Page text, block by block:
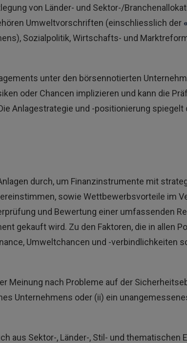
von Länder- und Sektor-/
Umweltvorschriften (einschliesslich der «
Sozialpolitik, Wirtschafts- und
unter den börsennotierten
oder Chancen implizieren und kann die
Anlagestrategie und -positionierung
durch, um Finanzinstrumente mit
sowie Wettbewerbsvorteile im
und Bewertung einer umfassenden
gekauft wird. Zu den Faktoren, die in allen
Umweltchancen und -verbindlichkeiten
Meinung nach Probleme auf der
Unternehmens oder (ii) ein
aus Sektor-, Länder-, Stil- und thematischen